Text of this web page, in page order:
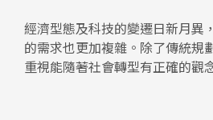
經濟型態及科技的變遷日新月異
的需求也更加複雜。除了傳統規
重視能隨著社會轉型有正確的觀